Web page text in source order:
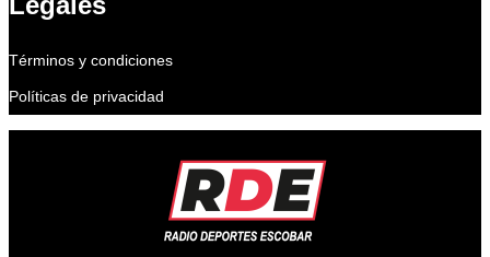
Términos y condiciones
Políticas de privacidad